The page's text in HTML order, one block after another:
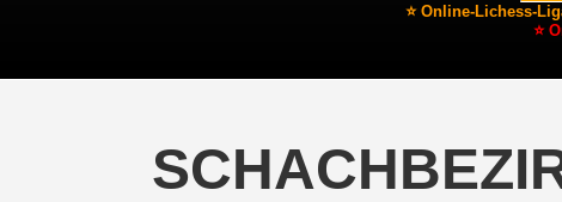
⭐ Online-Lichess-
⭐